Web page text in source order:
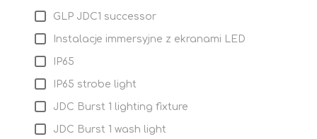
GLP JDC1 successor
Instalacje immersyjne z ekranami LED
IP65
IP65 strobe light
JDC Burst 1 lighting fixture
JDC Burst 1 wash light